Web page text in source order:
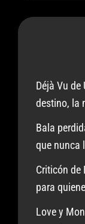
Déjà Vu de
destino, la
Bala
que nunca
Criticón de
para
Love y